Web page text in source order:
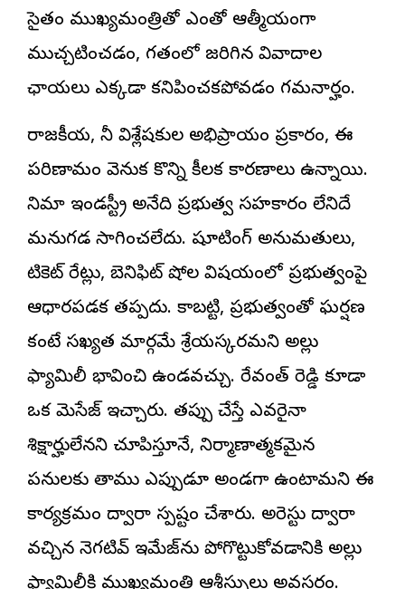
సైతం ముఖ్యమంత్రితో ఎంతో ఆత్మీయంగా
ముచ్చటించడం, గతంలో జరిగిన వివాదాల
ఛాయలు ఎక్కడా కనిపించకపోవడం గమనార్హం.
రాజకీయ, సినీ విశ్లేషకుల అభిప్రాయం ప్రకారం, ఈ
పరిణామం వెనుక కొన్ని కీలక కారణాలు ఉన్నాయి.
సినిమా ఇండస్ట్రీ అనేది ప్రభుత్వ సహకారం లేనిదే
మనుగడ సాగించలేదు. షూటింగ్ అనుమతులు,
టికెట్ రేట్లు, బెనిఫిట్ షోల విషయంలో ప్రభుత్వంపై
ఆధారపడక తప్పదు. కాబట్టి, ప్రభుత్వంతో ఘర్షణ
కంటే సఖ్యత మార్గమే శ్రేయస్కరమని అల్లు
ఫ్యామిలీ భావించి ఉండవచ్చు. రేవంత్ రెడ్డి కూడా
ఒక మెసేజ్ ఇచ్చారు. తప్పు చేస్తే ఎవరైనా
శిక్షార్హులేనని చూపిస్తూనే, నిర్మాణాత్మకమైన
పనులకు తాము ఎప్పుడూ అండగా ఉంటామని ఈ
కార్యక్రమం ద్వారా స్పష్టం చేశారు. అరెస్టు ద్వారా
వచ్చిన నెగటివ్ ఇమేజ్‌ను పోగొట్టుకోవడానికి అల్లు